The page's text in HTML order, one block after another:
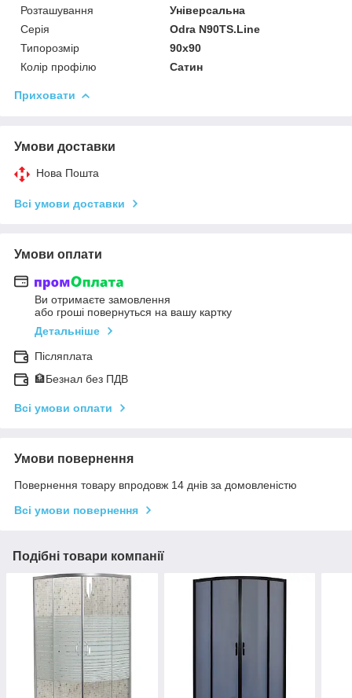
Розташування
Універсальна
Серія
Odra N90TS.Line
Типорозмір
90x90
Колір профілю
Сатин
Приховати
Умови доставки
Нова Пошта
Всі умови доставки
Умови оплати
Ви отримаєте замовлення
або гроші повернуться на вашу картку
Детальніше
Післяплата
🏦Безнал без ПДВ
Всі умови оплати
Умови повернення
Повернення товару впродовж 14 днів за домовленістю
Всі умови повернення
Подібні товари компанії